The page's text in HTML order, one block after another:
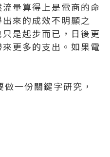
量算得上是電商的命
來的成效不明顯之
是起步而已，日後更
更多的支出。如果電
一份關鍵字研究，